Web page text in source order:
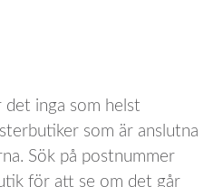
det inga som helst
som är anslutna
Sök på postnummer
för att se om det går